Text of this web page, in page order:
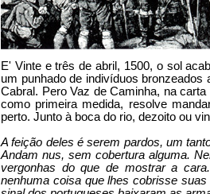
E' Vinte e três de abril, 1500, o sol
um punhado de indivíduos
Cabral. Pero Vaz de Caminha, na
como primeira medida, resolve
perto. Junto à boca do rio, dezoito ou
A feição deles é serem pardos, um
Andam nus, sem cobertura alguma.
vergonhas do que de mostrar a
nenhuma coisa que lhes cobrisse